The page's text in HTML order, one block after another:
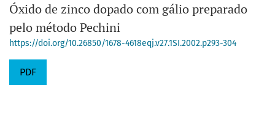
Óxido de zinco dopado com gálio preparado
pelo método Pechini
https://doi.org/10.26850/1678-4618eqj.v27.1SI.2002.p293-304
PDF